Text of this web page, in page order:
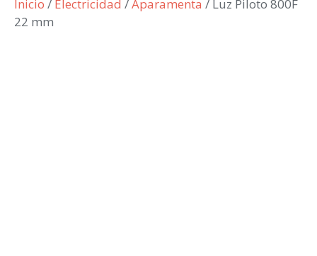
Inicio / Electricidad /Aparamenta / Luz Piloto 800F
22 mm